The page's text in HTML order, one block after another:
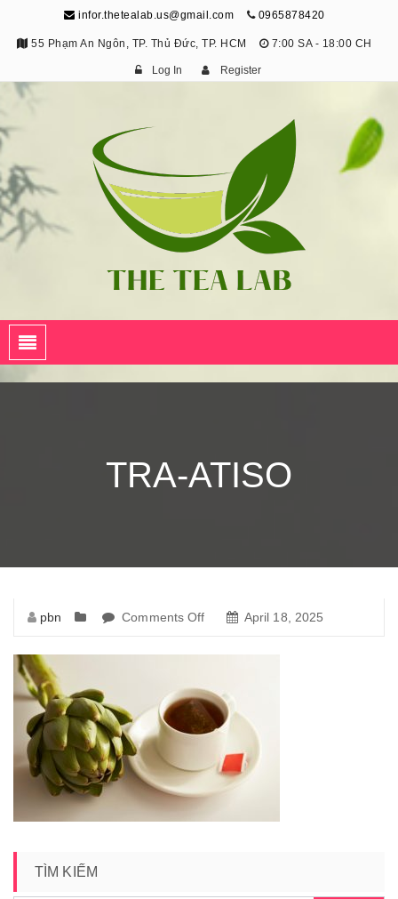
infor.thetealab.us@gmail.com 0965878420
55 Phạm An Ngôn, TP. Thủ Đức, TP. HCM 7:00 SA - 18:00 CH
Log In Register
TRA-ATISO
pbn Comments Off
atiso
April 18, 2025
TÌM KIẾM